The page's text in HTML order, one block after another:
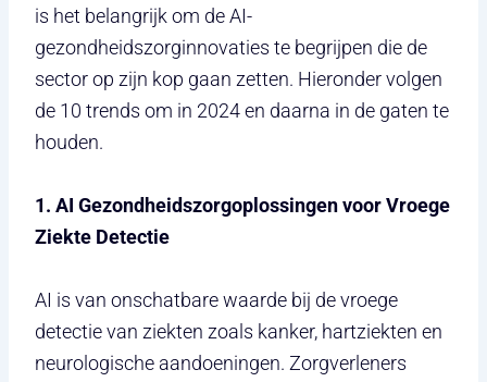
is het belangrijk om de AI-
gezondheidszorginnovaties te begrijpen die de
sector op zijn kop gaan zetten. Hieronder volgen
de 10 trends om in 2024 en daarna in de gaten te
houden.
1. AI Gezondheidszorgoplossingen voor Vroege
Ziekte Detectie
AI is van onschatbare waarde bij de vroege
detectie van ziekten zoals kanker, hartziekten en
neurologische aandoeningen. Zorgverleners